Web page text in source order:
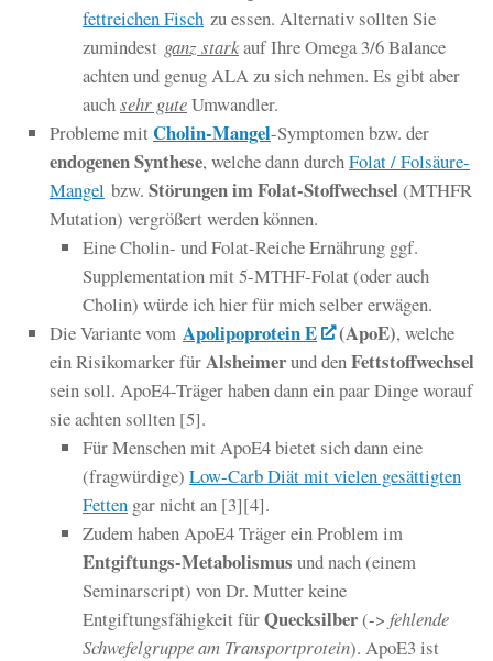
fettreichen Fisch zu essen. Alternativ sollten Sie
zumindest ganz starkauf Ihre Omega 3/6 Balance
achten und genug ALA zu sich nehmen. Es gibt aber
auch sehr guteUmwandler.
Probleme mitCholin-Mangel-Symptomen bzw. der
endogenen Synthese, welche dann durch Folat / Folsäure-
Mangel bzw. Störungen im Folat-Stoffwechsel (MTHFR
Mutation) vergrößert werden können.
Eine Cholin- und Folat-Reiche Ernährung ggf.
Supplementation mit 5-MTHF-Folat (oder auch
Cholin) würde ich hier für mich selber erwägen.
Die Variante vom Apolipoprotein E (ApoE), welche
ein Risikomarker fürAlsheimerund den Fettstoffwechsel
sein soll. ApoE4-Träger haben dann ein paar Dinge worauf
sie achten sollten [5].
Für Menschen mit ApoE4 bietet sich dann eine
(fragwürdige) Low-Carb Diät mit vielen gesättigten
Fetten gar nicht an [3][4].
Zudem haben ApoE4 Träger ein Problem im
Entgiftungs-Metabolismus und nach (einem
Seminarscript) von Dr. Mutter keine
Entgiftungsfähigkeit fürQuecksilber(-> fehlende
Schwefelgruppe am Transportprotein). ApoE3 ist